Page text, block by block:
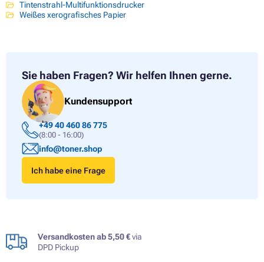
Tintenstrahl-Multifunktionsdrucker
Weißes xerografisches Papier
Sie haben Fragen? Wir helfen Ihnen gerne.
Kundensupport
+49 40 460 86 775
(8:00 - 16:00)
info@toner.shop
Ich habe eine Frage
Versandkosten ab 5,50 €via
DPD Pickup